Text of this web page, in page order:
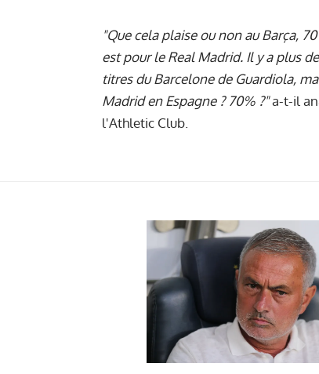
"Que cela plaise ou non au Barça,
est pour le Real Madrid. Il y a plus
titres du Barcelone de Guardiola,
Madrid en Espagne ? 70% ?"a-t-il
l'Athletic Club.